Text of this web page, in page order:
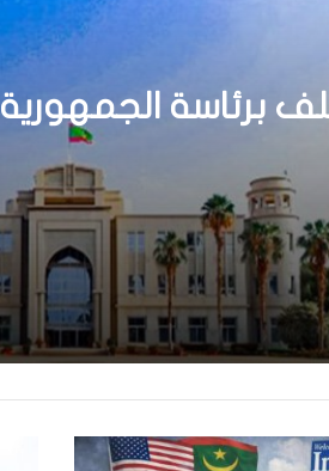
برئاسة الجمهورية